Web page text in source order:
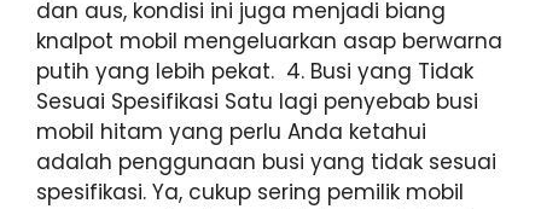
dan aus, kondisi ini juga menjadi biang
knalpot mobil mengeluarkan asap berwarna
putih yang lebih pekat. 4. Busi yang Tidak
Sesuai Spesifikasi Satu lagi penyebab busi
mobil hitam yang perlu Anda ketahui
adalah penggunaan busi yang tidak sesuai
spesifikasi. Ya, cukup sering pemilik mobil